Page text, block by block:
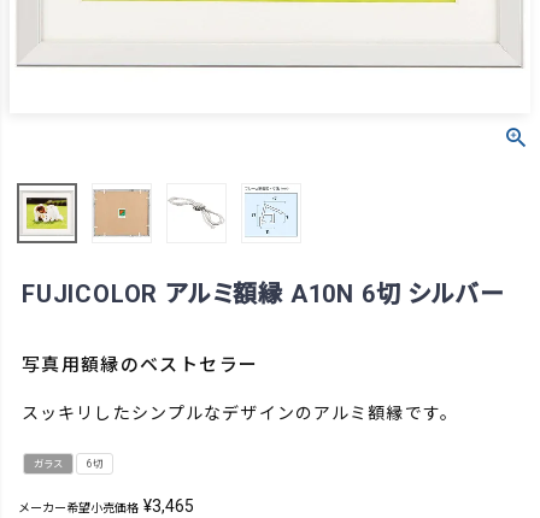
FUJICOLOR アルミ額縁 A10N 6切 シルバー
写真用額縁のベストセラー
スッキリしたシンプルなデザインのアルミ額縁です。
ガラス 6切
メーカー希望小売価格 ¥3,465